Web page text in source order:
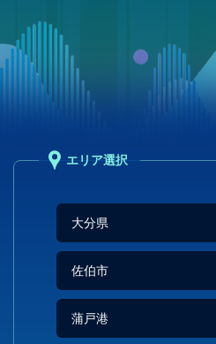
エリア選択